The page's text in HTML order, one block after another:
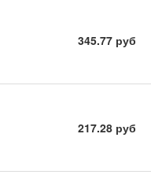
345.77 руб
217.28 руб